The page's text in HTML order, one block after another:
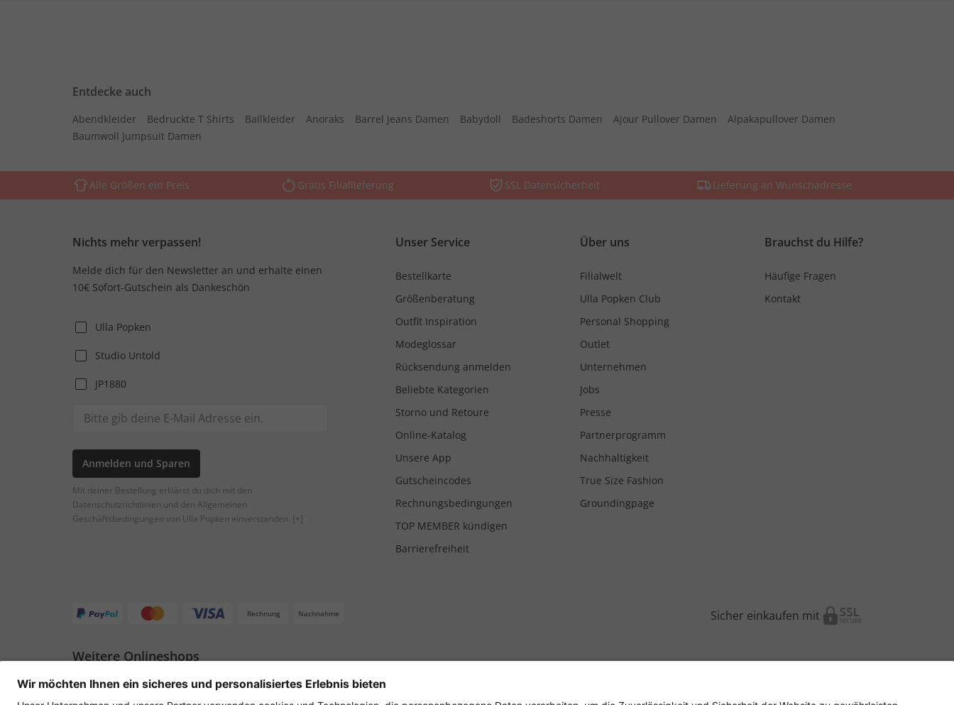
Entdecke auch
Abendkleider Bedruckte T Shirts Ballkleider Anoraks Barrel Jeans Damen Babydoll Badeshorts Damen Ajour Pullover Damen
Alpakapullover Damen
Baumwoll Jumpsuit Damen
Alle Größen ein Preis Gratis Filiallieferung SSL Datensicherheit Lieferung an Wunschadresse
Nichts mehr verpassen!
Melde dich für den Newsletter an und erhalte einen
10€ Sofort-Gutschein als Dankeschön
Ulla Popken
Studio Untold
JP1880
Anmelden und Sparen
Mit deiner Bestellung erklärst du dich mit den
Datenschutzrichtlinien und den Allgemeinen
Geschäftsbedingungen von Ulla Popken einverstanden. [+]
Unser Service
Bestellkarte
Größenberatung
Outfit Inspiration
Modeglossar
Rücksendung anmelden
Beliebte Kategorien
Storno und Retoure
Online-Katalog
Unsere App
Gutscheincodes
Rechnungsbedingungen
TOP MEMBER kündigen
Barrierefreiheit
Über uns
Filialwelt
Ulla Popken Club
Personal Shopping
Outlet
Unternehmen
Jobs
Presse
Partnerprogramm
Nachhaltigkeit
True Size Fashion
Groundingpage
Brauchst du Hilfe?
Häufige Fragen
Kontakt
Rechnung Nachnahme Sicher einkaufen mit
Weitere Onlineshops
Deutschland